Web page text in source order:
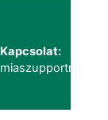
Kapcsolat: